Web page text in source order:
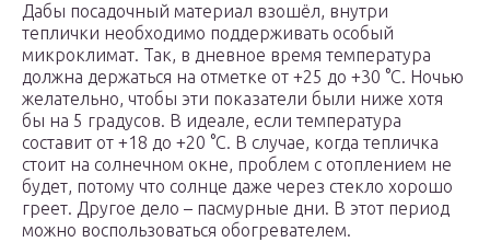
Дабы посадочный материал взошёл, внутри
теплички необходимо поддерживать особый
микроклимат. Так, в дневное время температура
должна держаться на отметке от +25 до +30 °С. Ночью
желательно, чтобы эти показатели были ниже хотя
бы на 5 градусов. В идеале, если температура
составит от +18 до +20 °С. В случае, когда тепличка
стоит на солнечном окне, проблем с отоплением не
будет, потому что солнце даже через стекло хорошо
греет. Другое дело – пасмурные дни. В этот период
можно воспользоваться обогревателем.